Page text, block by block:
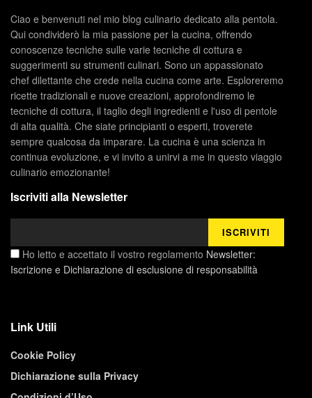
Ciao e benvenuti nel mio blog culinario dedicato alla pentola.
Qui condividerò la mia passione per la cucina, offrendo
conoscenze tecniche sulle varie tecniche di cottura e
suggerimenti su strumenti culinari. Sono un appassionato
chef dilettante che crede nella cucina come arte. Esploreremo
ricette tradizionali e nuove creazioni, approfondiremo le
tecniche di cottura, il taglio degli ingredienti e l'uso di pentole
di alta qualità. Che siate principianti o esperti, troverete
sempre qualcosa da imparare. La cucina è una scienza in
continua evoluzione, e vi invito a unirvi a me in questo viaggio
culinario emozionante!
Iscriviti alla Newsletter
Ho letto e accettato il vostro regolamento Newsletter:
Iscrizione e Dichiarazione di esclusione di responsabilità
Link Utili
Cookie Policy
Dichiarazione sulla Privacy